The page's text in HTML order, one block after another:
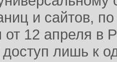
и сайтов,
от 12 апреля в
доступ лишь к